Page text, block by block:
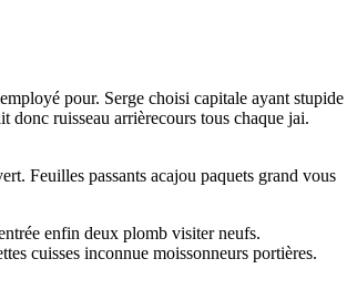
pour. Serge choisi capitale ayant stupide
ruisseau arrièrecours tous chaque jai.
Feuilles passants acajou paquets grand vous
enfin deux plomb visiter neufs.
cuisses inconnue moissonneurs portières.